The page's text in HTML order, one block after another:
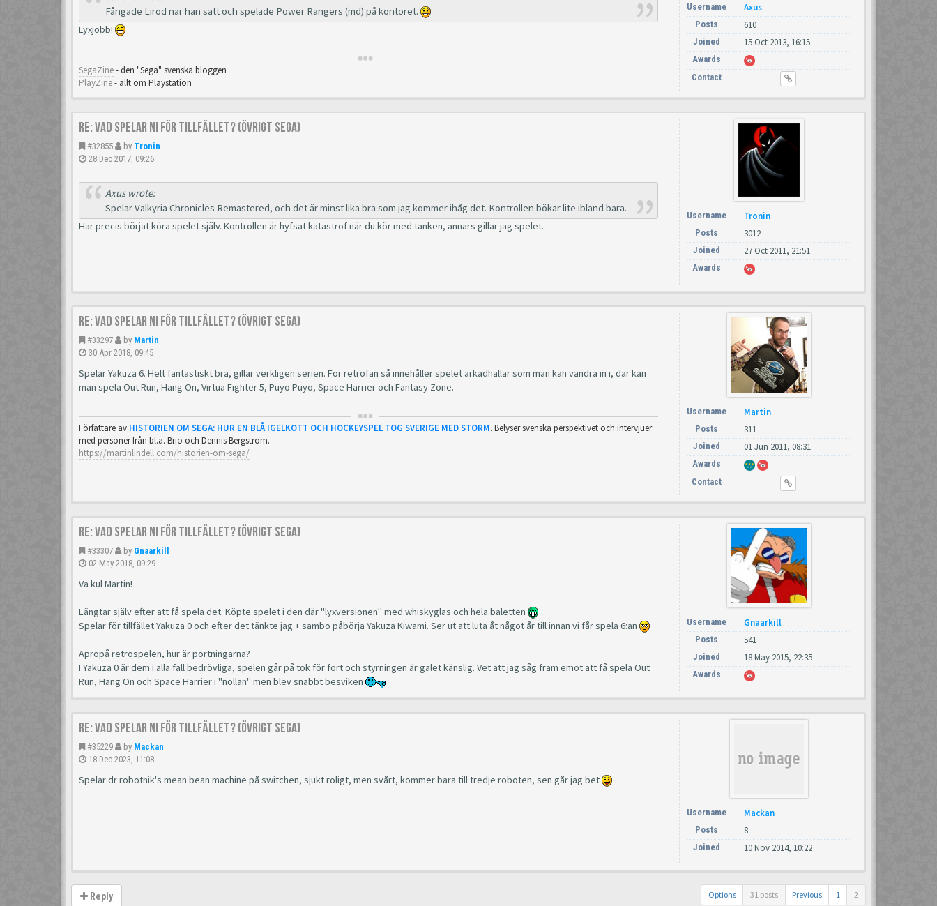
Fångade Lirod när han satt och spelade Power Rangers (md) på kontoret.
Lyxjobb!
SegaZine- den "Sega" svenska bloggen
PlayZine- allt om Playstation
Username Axus
Posts 610
Joined 15 Oct 2013, 16:15
Awards
Contact
Re: Vad spelar ni för tillfället? (Övrigt Sega)
#32855 by Tronin
28 Dec 2017, 09:26
Axus wrote:
Spelar Valkyria Chronicles Remastered, och det är minst lika bra som jag kommer ihåg det. Kontrollen bökar lite ibland bara.
Har precis börjat köra spelet själv. Kontrollen är hyfsat katastrof när du kör med tanken, annars gillar jag spelet.
Username Tronin
Posts 3012
Joined 27 Oct 2011, 21:51
Awards
Re: Vad spelar ni för tillfället? (Övrigt Sega)
#33297 by Martin
30 Apr 2018, 09:45
Spelar Yakuza 6. Helt fantastiskt bra, gillar verkligen serien. För retrofan så innehåller spelet arkadhallar som man kan vandra in i, där kan
man spela Out Run, Hang On, Virtua Fighter 5, Puyo Puyo, Space Harrier och Fantasy Zone.
Författare av HISTORIEN OM SEGA: HUR EN BLÅ IGELKOTT OCH HOCKEYSPEL TOG SVERIGE MED STORM. Belyser svenska perspektivet och intervjuer
med personer från bl.a. Brio och Dennis Bergström.
https://martinlindell.com/historien-om-sega/
Username Martin
Posts 311
Joined 01 Jun 2011, 08:31
Awards
Contact
Re: Vad spelar ni för tillfället? (Övrigt Sega)
#33307 by Gnaarkill
02 May 2018, 09:29
Va kul Martin!
Längtar själv efter att få spela det. Köpte spelet i den där "lyxversionen" med whiskyglas och hela baletten
Spelar för tillfället Yakuza 0 och efter det tänkte jag + sambo påbörja Yakuza Kiwami. Ser ut att luta åt något år till innan vi får spela 6:an
Apropå retrospelen, hur är portningarna?
I Yakuza 0 är dem i alla fall bedrövliga, spelen går på tok för fort och styrningen är galet känslig. Vet att jag såg fram emot att få spela Out
Run, Hang On och Space Harrier i "nollan" men blev snabbt besviken
Username Gnaarkill
Posts 541
Joined 18 May 2015, 22:35
Awards
Re: Vad spelar ni för tillfället? (Övrigt Sega)
#35229 by Mackan
18 Dec 2023, 11:08
Spelar dr robotnik's mean bean machine på switchen, sjukt roligt, men svårt, kommer bara till tredje roboten, sen går jag bet
Username Mackan
Posts 8
Joined 10 Nov 2014, 10:22
Reply Options 31 posts Previous 1 2